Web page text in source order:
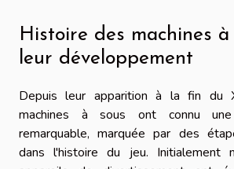
Histoire des machines à
leur développement
Depuis leur apparition à la fin du
machines à sous ont connu une
remarquable, marquée par des
dans l'histoire du jeu. Initialement